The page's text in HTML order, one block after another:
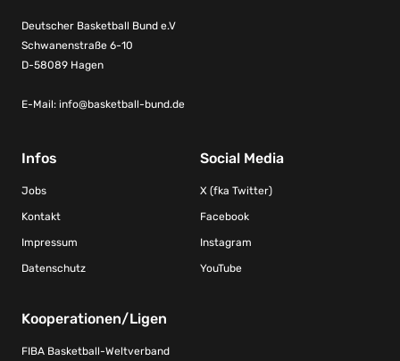
Deutscher Basketball Bund e.V
Schwanenstraße 6-10
D-58089 Hagen
E-Mail: info@basketball-bund.de
Infos
Jobs
Kontakt
Impressum
Datenschutz
Social Media
X (fka Twitter)
Facebook
Instagram
YouTube
Kooperationen/Ligen
FIBA Basketball-Weltverband